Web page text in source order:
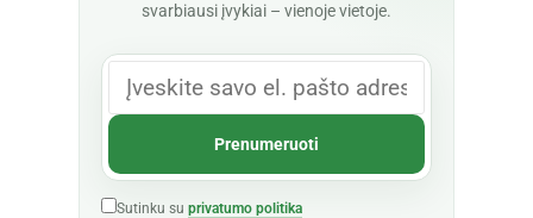
svarbiausi įvykiai – vienoje vietoje.
Sutinku su privatumo politika